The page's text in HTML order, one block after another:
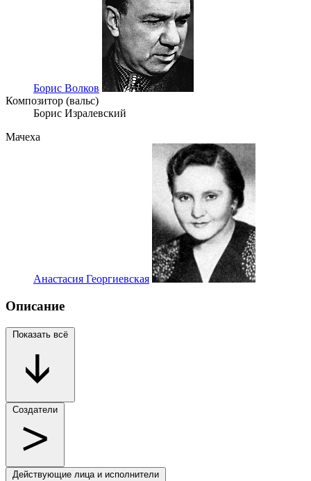
Борис Волков
Композитор (вальс)
Борис Изралевский
Мачеха
Анастасия Георгиевская
Описание
Показать всё
Создатели
Действующие лица и исполнители